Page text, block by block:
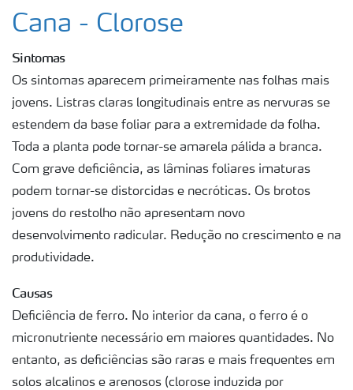
Cana - Clorose
Sintomas
Os sintomas aparecem primeiramente nas folhas mais
jovens. Listras claras longitudinais entre as nervuras se
estendem da base foliar para a extremidade da folha.
Toda a planta pode tornar-se amarela pálida a branca.
Com grave deficiência, as lâminas foliares imaturas
podem tornar-se distorcidas e necróticas. Os brotos
jovens do restolho não apresentam novo
desenvolvimento radicular. Redução no crescimento e na
produtividade.
Causas
Deficiência de ferro. No interior da cana, o ferro é o
micronutriente necessário em maiores quantidades. No
entanto, as deficiências são raras e mais frequentes em
solos alcalinos e arenosos (clorose induzida por